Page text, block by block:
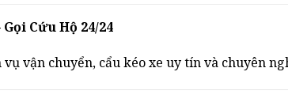
Cứu Hộ 24/24
vụ vận chuyển, cẩu kéo xe uy tín và chuyên